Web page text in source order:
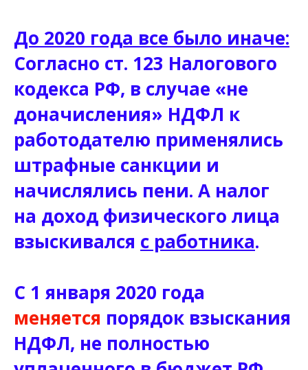
До 2020 года все было иначе:
Согласно ст. 123 Налогового
кодекса РФ, в случае «не
доначисления» НДФЛ к
работодателю применялись
штрафные санкции и
начислялись пени. А налог
на доход физического лица
взыскивался с работника.
С 1 января 2020 года
меняется порядок взыскания
НДФЛ, не полностью